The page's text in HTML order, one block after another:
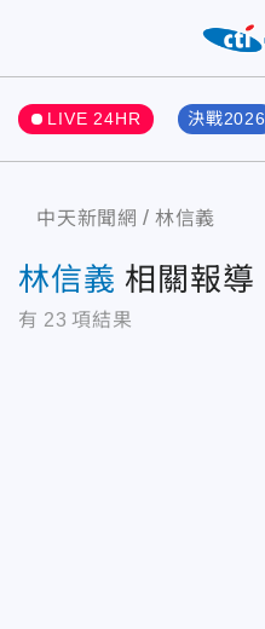
LIVE 24HR 決戰2026
中天新聞網 林信義
林信義 相關報導
有 23 項結果